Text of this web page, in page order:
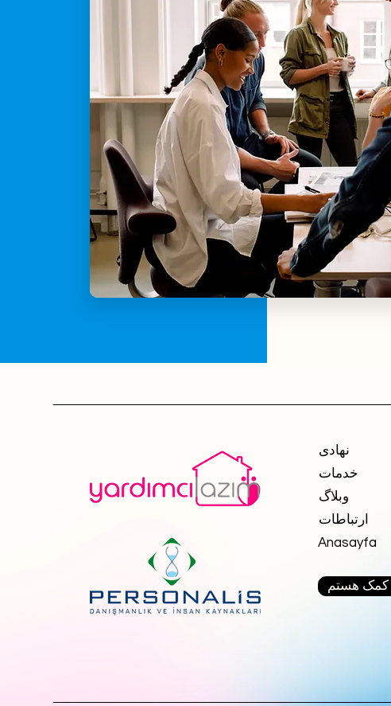
نهادی
خدمات
وبلاگ
ارتباطات
Anasayfa